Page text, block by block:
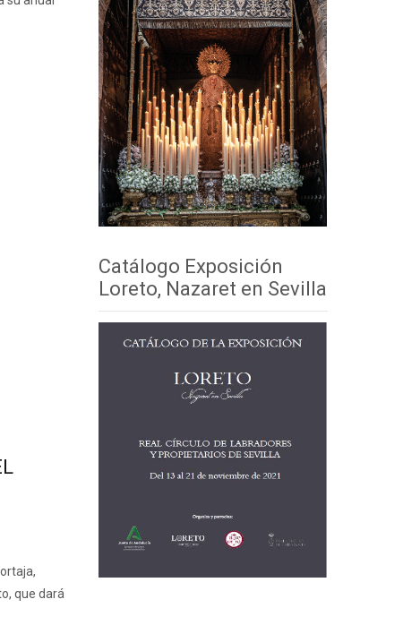
que dará
Catálogo Exposición
Loreto, Nazaret en Sevilla